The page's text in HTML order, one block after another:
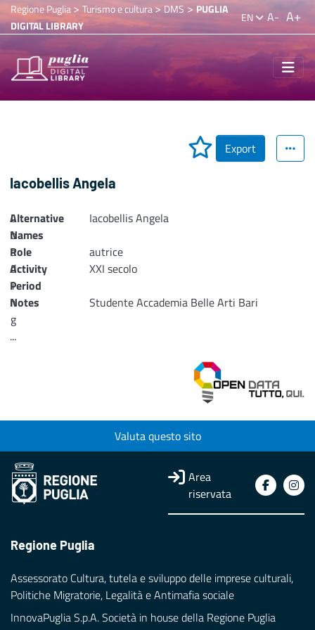
Regione Puglia> Turismo e cultura>DMS > PUGLIA
DIGITAL LIBRARY
EN A- A+
Export
Iacobellis Angela
L
o
a
d
i
n
g
...
Alternative
Names
Iacobellis Angela
Role
autrice
Activity
Period
XXI secolo
Notes
Studente Accademia Belle Arti Bari
Valuta questo sito
Area
riservata
Regione Puglia
Assessorato Cultura, tutela e sviluppo delle imprese culturali,
Politiche Migratorie, Legalità e Antimafia sociale
InnovaPuglia S.p.A. Società in house della Regione Puglia